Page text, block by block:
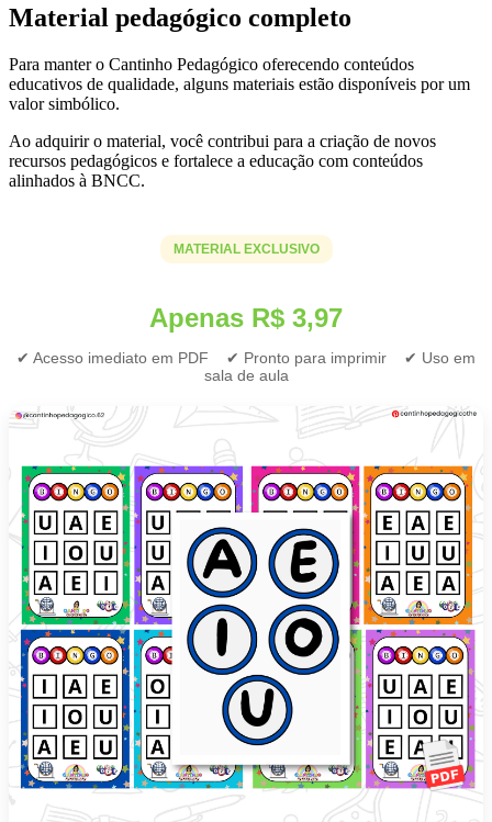
Material pedagógico completo
Para manter o Cantinho Pedagógico oferecendo conteúdos
educativos de qualidade, alguns materiais estão disponíveis por um
valor simbólico.
Ao adquirir o material, você contribui para a criação de novos
recursos pedagógicos e fortalece a educação com conteúdos
alinhados à BNCC.
MATERIAL EXCLUSIVO
Apenas R$ 3,97
✔ Acesso imediato em PDF ✔ Pronto para imprimir ✔ Uso em
sala de aula